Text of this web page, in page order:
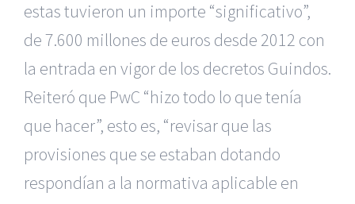
estas tuvieron un importe “significativo”,
de 7.600 millones de euros desde 2012 con
la entrada en vigor de los decretos Guindos.
Reiteró que PwC “hizo todo lo que tenía
que hacer”, esto es, “revisar que las
provisiones que se estaban dotando
respondían a la normativa aplicable en